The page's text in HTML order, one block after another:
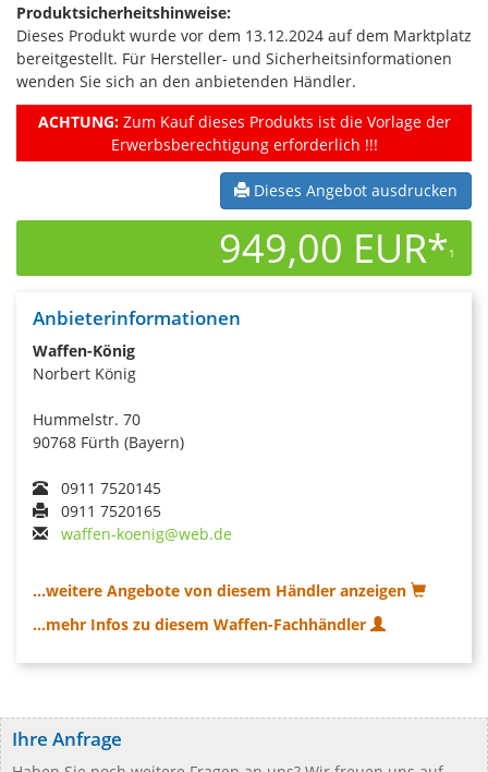
Produktsicherheitshinweise:
Dieses Produkt wurde vor dem 13.12.2024 auf dem Marktplatz
bereitgestellt. Für Hersteller- und Sicherheitsinformationen
wenden Sie sich an den anbietenden Händler.
ACHTUNG:Zum Kauf dieses Produkts ist die Vorlage der
Erwerbsberechtigung erforderlich !!!
Dieses Angebot ausdrucken
949,00 EUR*1
Anbieterinformationen
Waffen-König
Norbert König
Hummelstr. 70
90768 Fürth (Bayern)
0911 7520145
0911 7520165
waffen-koenig@web.de
...weitere Angebote von diesem Händler anzeigen
...mehr Infos zu diesem Waffen-Fachhändler
Ihre Anfrage